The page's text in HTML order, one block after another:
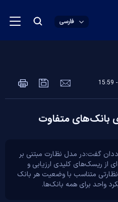
فارسی
بانک‌های متفاوت
گفت:در مدل نظارت مبتنی بر
از ریسک‌های کلیدی ارزیابی و
متناسب با وضعیت هر بانک
واحد برای همه بانک‌ها.